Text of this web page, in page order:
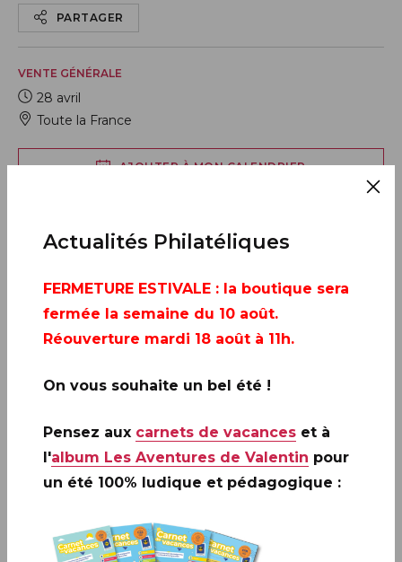
PARTAGER
VENTE GÉNÉRALE
28 avril
Toute la France
AJOUTER À MON CALENDRIER
Infos complémentaires :
À partir du 28 avril 2026, le livret sera vendu en avant-
Actualités Philatéliques
FERMETURE ESTIVALE : la boutique sera
fermée la semaine du 10 août.
Réouverture mardi 18 août à 11h.
On vous souhaite un bel été !
Pensez aux carnets de vacances et à
l'album Les Aventures de Valentin pour
un été 100% ludique et pédagogique :